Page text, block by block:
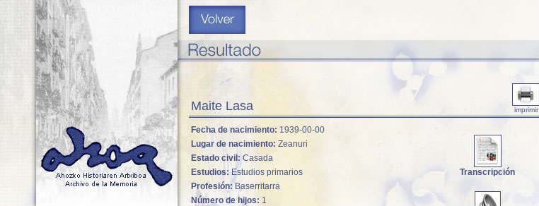
Maite Lasa imprimir
Fecha de nacimiento: 1939-00-00
Lugar de nacimiento: Zeanuri
Estado civil: Casada
Estudios: Estudios primarios
Profesión: Baserritarra
Número de hijos: 1
Transcripción